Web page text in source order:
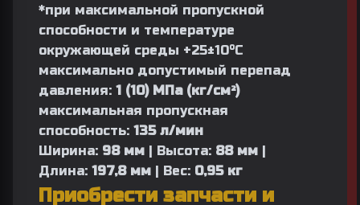
*при максимальной пропускной
способности и температуре
окружающей среды +25±10°С
максимально допустимый перепад
давления: 1 (10) МПа (кг/см²)
максимальная пропускная
способность: 135 л/мин
Ширина: 98 мм | Высота: 88 мм |
Длина: 197,8 мм | Вес: 0,95 кг
Приобрести запчасти и